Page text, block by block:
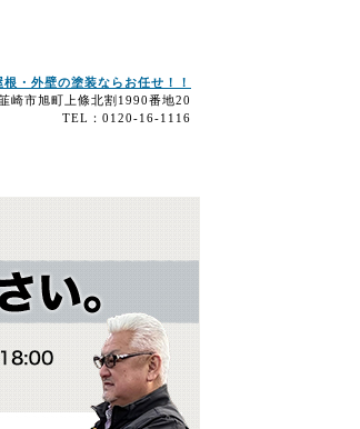
根・外壁の塗装ならお任せ！！
崎市旭町上條北割1990番地20
TEL：0120-16-1116